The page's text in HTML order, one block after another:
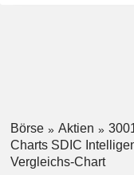
Börse Aktien
Charts SDIC
Vergleichs-Chart